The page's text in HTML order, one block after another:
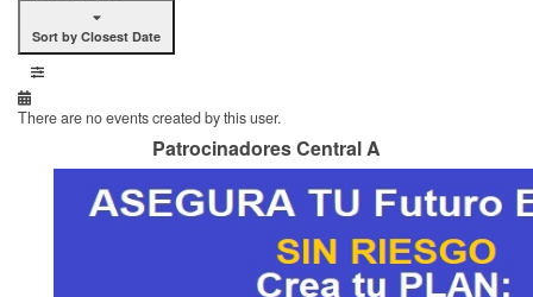
Sort by Closest Date
There are no events created by this user.
Patrocinadores Central A